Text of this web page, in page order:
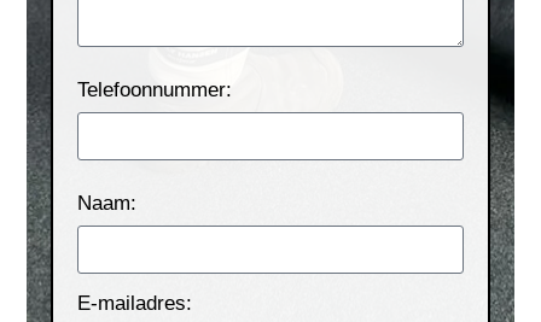
Telefoonnummer:
Naam:
E-mailadres: